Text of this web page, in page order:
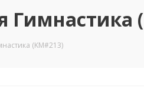
Гимнастика
(KM#213)